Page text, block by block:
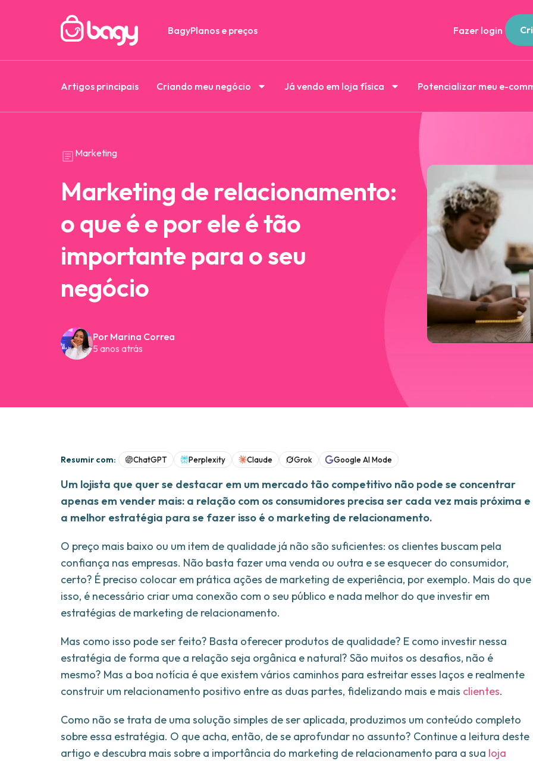
BagyPlanos e preços Fazer login
Artigos principais Criando meu negócio Já vendo em loja física Potencializar meu e-
Marketing
Marketing de relacionamento:
o que é e por ele é tão
importante para o seu
negócio
Por Marina Correa
5 anos atrás
Resumir com: ChatGPT Perplexity Claude Grok Google AI Mode
Um lojista que quer se destacar em um mercado tão competitivo não pode se concentrar
apenas em vender mais: a relação com os consumidores precisa ser cada vez mais próxima e
a melhor estratégia para se fazer isso é o marketing de relacionamento.
O preço mais baixo ou um item de qualidade já não são suficientes: os clientes buscam pela
confiança nas empresas. Não basta fazer uma venda ou outra e se esquecer do consumidor,
certo? É preciso colocar em prática ações de marketing de experiência, por exemplo. Mais do que
isso, é necessário criar uma conexão com o seu público e nada melhor do que investir em
estratégias de marketing de relacionamento.
Mas como isso pode ser feito? Basta oferecer produtos de qualidade? E como investir nessa
estratégia de forma que a relação seja orgânica e natural? São muitos os desafios, não é
mesmo? Mas a boa notícia é que existem vários caminhos para estreitar esses laços e realmente
construir um relacionamento positivo entre as duas partes, fidelizando mais e mais clientes.
Como não se trata de uma solução simples de ser aplicada, produzimos um conteúdo completo
sobre essa estratégia. O que acha, então, de se aprofundar no assunto? Continue a leitura deste
artigo e descubra mais sobre a importância do marketing de relacionamento para a sua loja